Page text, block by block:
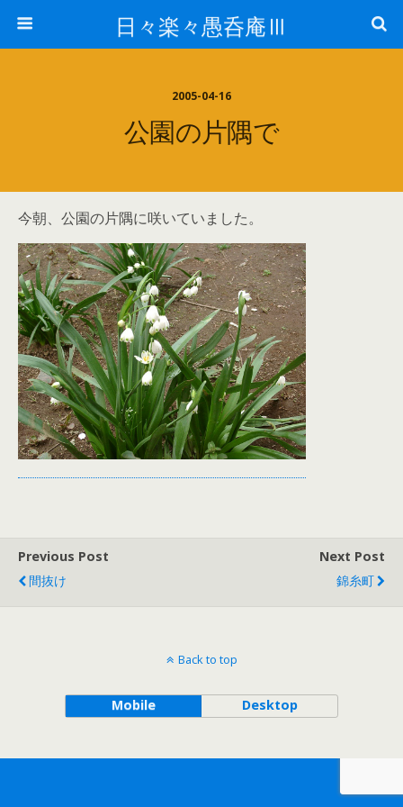
日々楽々愚呑庵Ⅲ
2005-04-16
公園の片隅で
今朝、公園の片隅に咲いていました。
Previous Post
間抜け
Next Post
錦糸町
Back to top
Mobile Desktop